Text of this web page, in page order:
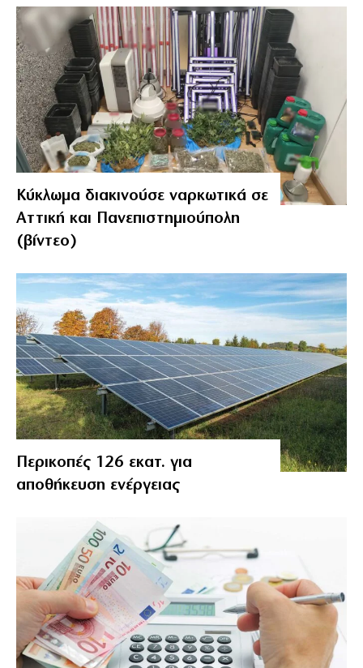
Κύκλωμα διακινούσε ναρκωτικά σε
Αττική και Πανεπιστημιούπολη
(βίντεο)
Περικοπές 126 εκατ. για
αποθήκευση ενέργειας